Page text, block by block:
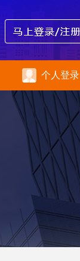
个人登录